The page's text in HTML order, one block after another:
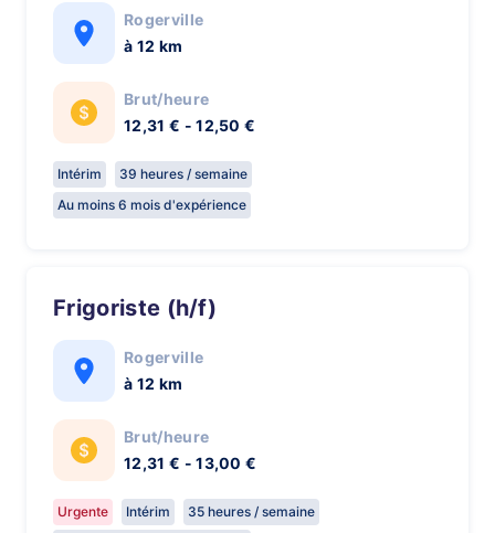
Rogerville
à 12 km
Brut/heure
12,31 € - 12,50 €
Intérim
39 heures / semaine
Au moins 6 mois d'expérience
Frigoriste (h/f)
Rogerville
à 12 km
Brut/heure
12,31 € - 13,00 €
Urgente Intérim
35 heures / semaine